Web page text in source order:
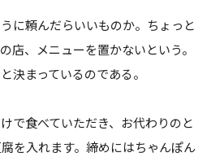
に頼んだらいいものか。ちょっと
店、メニューを置かないという。
決まっているのである。
で食べていただき、お代わりのと
を入れます。締めにはちゃんぽん